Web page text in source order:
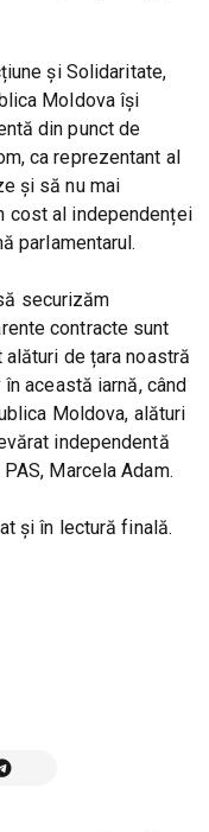
și Solidaritate,
Moldova își
din punct de
ca reprezentant al
și să nu mai
cost al independenței
parlamentarul.
securizăm
contracte sunt
alături de țara noastră
această iarnă, când
Moldova, alături
independentă
Marcela Adam.
și în lectură finală.